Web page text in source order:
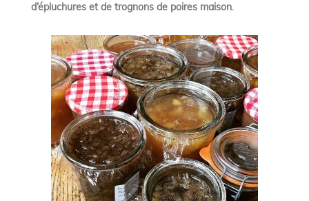
d’épluchures et de trognons de poires maison.